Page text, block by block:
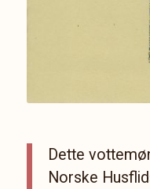
Dette
Norske